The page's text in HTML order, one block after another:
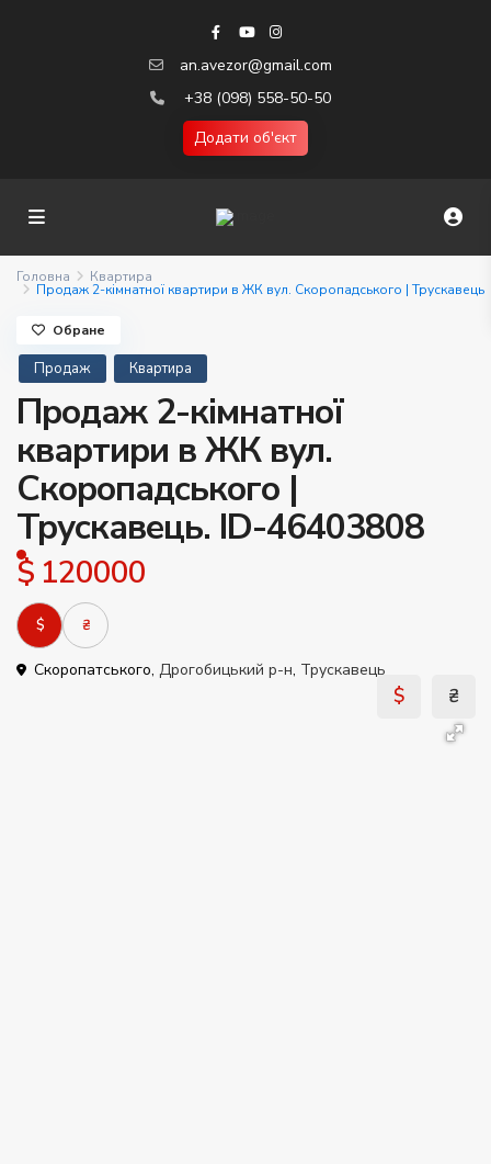
an.avezor@gmail.com
+38 (098) 558-50-50
Додати об'єкт
Головна Квартира
Продаж 2-кімнатної квартири в ЖК вул. Скоропадського | Трускавець
Продаж Квартира
Продаж 2-кімнатної
квартири в ЖК вул.
Скоропадського |
Трускавець. ID-46403808
$ 120000
$ ₴
Скоропатського, Дрогобицький р-н, Трускавець
Обране
$ ₴